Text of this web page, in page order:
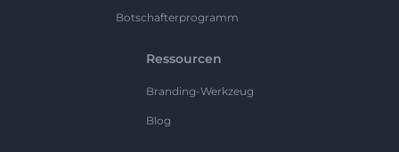
Botschafterprogramm
Ressourcen
Branding-Werkzeug
Blog